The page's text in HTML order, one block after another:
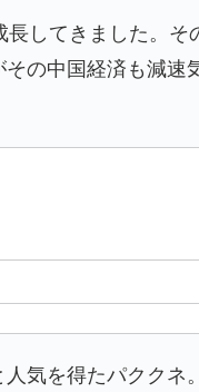
してきました。
の中国経済も減速
気を得たパククネ